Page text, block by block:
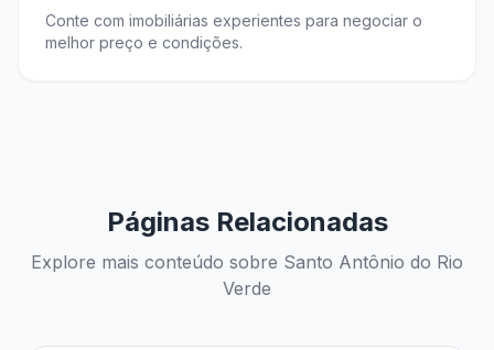
Conte com imobiliárias experientes para negociar o
melhor preço e condições.
Páginas Relacionadas
Explore mais conteúdo sobre Santo Antônio do Rio
Verde